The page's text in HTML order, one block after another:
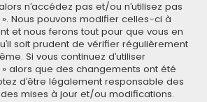
n’accédez pas et/ou n’utilisez pas
». Nous pouvons modifier celles-ci à
et nous ferons tout pour que vous en
soit prudent de vérifier régulièrement
Si vous continuez d’utiliser
» alors que des changements ont été
d’être légalement responsable des
mises à jour et/ou modifications.